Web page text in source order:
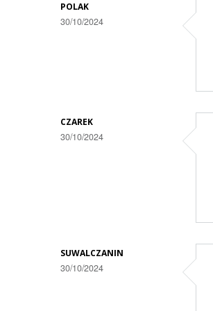
POLAK
30/10/2024
CZAREK
30/10/2024
SUWALCZANIN
30/10/2024